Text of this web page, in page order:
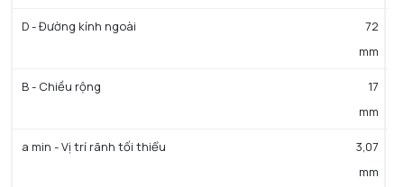
D - Đường kính ngoài
72
mm
B - Chiều rộng
17
mm
a min - Vị trí rãnh tối thiểu
3,07
mm